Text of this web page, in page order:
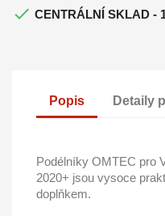
 CENTRÁLNÍ SKLAD -
Popis Detaily
Podélníky OMTEC pro
2020+ jsou vysoce
doplňkem.